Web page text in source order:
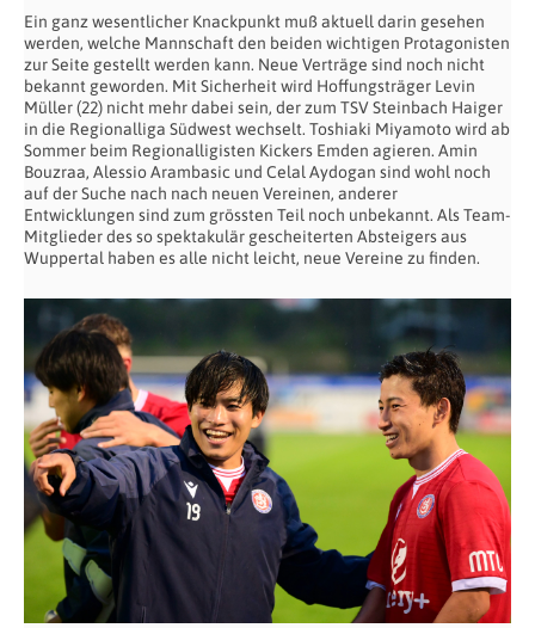
Ein ganz wesentlicher Knackpunkt muß aktuell darin gesehen
werden, welche Mannschaft den beiden wichtigen Protagonisten
zur Seite gestellt werden kann. Neue Verträge sind noch nicht
bekannt geworden. Mit Sicherheit wird Hoffungsträger Levin
Müller (22) nicht mehr dabei sein, der zum TSV Steinbach Haiger
in die Regionalliga Südwest wechselt. Toshiaki Miyamoto wird ab
Sommer beim Regionalligisten Kickers Emden agieren. Amin
Bouzraa, Alessio Arambasic und Celal Aydogan sind wohl noch
auf der Suche nach nach neuen Vereinen, anderer
Entwicklungen sind zum grössten Teil noch unbekannt. Als Team-
Mitglieder des so spektakulär gescheiterten Absteigers aus
Wuppertal haben es alle nicht leicht, neue Vereine zu finden.